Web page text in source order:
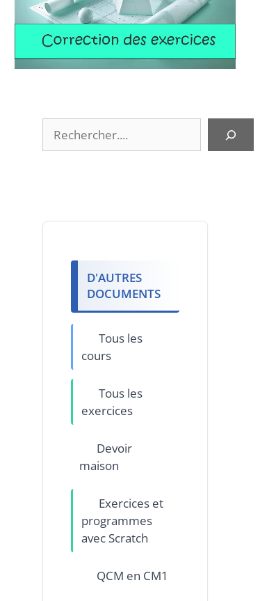
Rechercher
D'AUTRES
DOCUMENTS
Tous les
cours
Tous les
exercices
Devoir
maison
Exercices et
programmes
avec Scratch
QCM en CM1